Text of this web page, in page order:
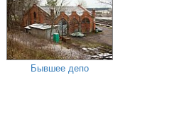
Бывшее депо